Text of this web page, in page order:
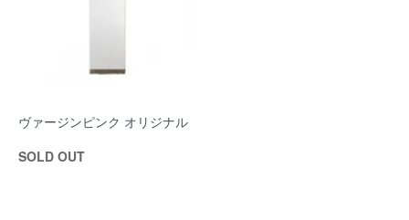
ヴァージンピンク オリジナル
SOLD OUT